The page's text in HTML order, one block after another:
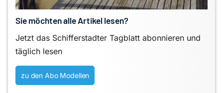
Sie möchten alle Artikel lesen?
Jetzt das Schifferstadter Tagblatt abonnieren und
täglich lesen
zu den Abo Modellen